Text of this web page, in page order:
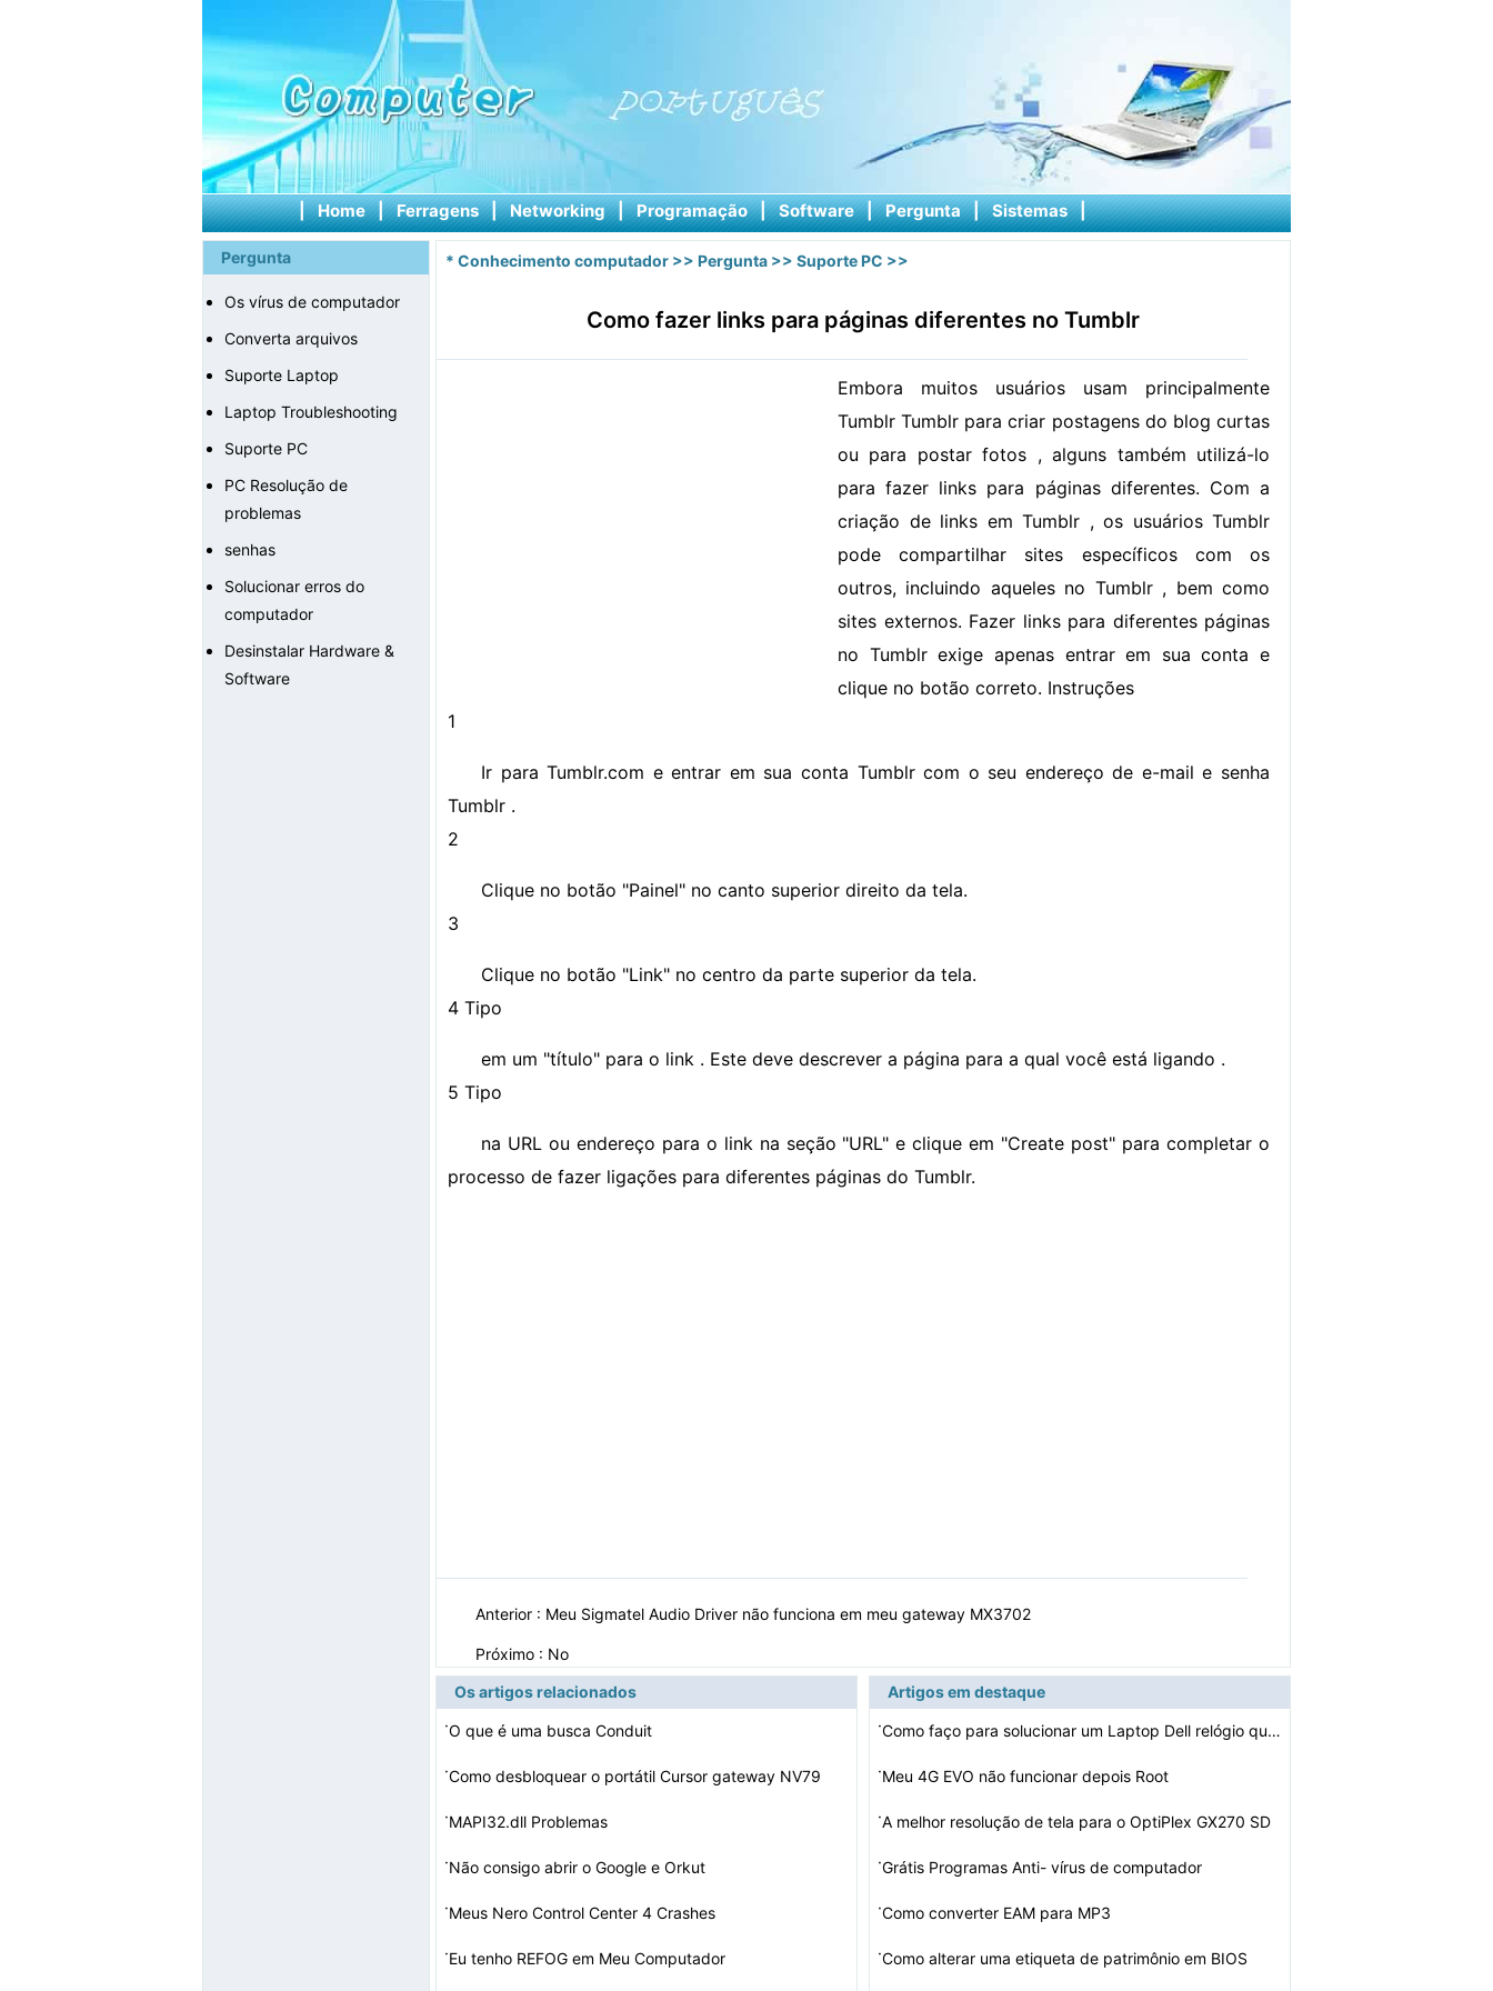
| Home | Ferragens | Networking | Programação | Software | Pergunta | Sistemas |
Pergunta
Os vírus de computador
Converta arquivos
Suporte Laptop
Laptop Troubleshooting
Suporte PC
PC Resolução de
problemas
senhas
Solucionar erros do
computador
Desinstalar Hardware &
Software
* Conhecimento computador >> Pergunta >> Suporte PC >>
Como fazer links para páginas diferentes no Tumblr
Embora muitos usuários usam principalmente
Tumblr Tumblr para criar postagens do blog curtas
ou para postar fotos , alguns também utilizá-lo
para fazer links para páginas diferentes. Com a
criação de links em Tumblr , os usuários Tumblr
pode compartilhar sites específicos com os
outros, incluindo aqueles no Tumblr , bem como
sites externos. Fazer links para diferentes páginas
no Tumblr exige apenas entrar em sua conta e
clique no botão correto. Instruções
1
Ir para Tumblr.com e entrar em sua conta Tumblr com o seu endereço de e-mail e senha
Tumblr .
2
Clique no botão "Painel" no canto superior direito da tela.
3
Clique no botão "Link" no centro da parte superior da tela.
4 Tipo
em um "título" para o link . Este deve descrever a página para a qual você está ligando .
5 Tipo
na URL ou endereço para o link na seção "URL" e clique em "Create post" para completar o
processo de fazer ligações para diferentes páginas do Tumblr.
Anterior : Meu Sigmatel Audio Driver não funciona em meu gateway MX3702
Próximo : No
Os artigos relacionados
·O que é uma busca Conduit
·Como desbloquear o portátil Cursor gateway NV79
·MAPI32.dll Problemas
·Não consigo abrir o Google e Orkut
·Meus Nero Control Center 4 Crashes
·Eu tenho REFOG em Meu Computador
Artigos em destaque
·
Como faço para solucionar um Laptop Dell relógio que …
·Meu 4G EVO não funcionar depois Root
·A melhor resolução de tela para o OptiPlex GX270 SD
·Grátis Programas Anti- vírus de computador
·Como converter EAM para MP3
·Como alterar uma etiqueta de patrimônio em BIOS